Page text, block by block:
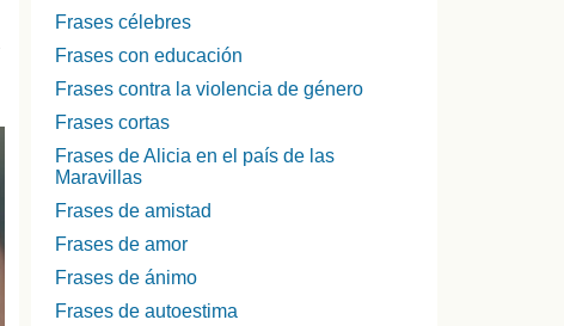
Frases célebres
Frases con educación
Frases contra la violencia de género
Frases cortas
Frases de Alicia en el país de las
Maravillas
Frases de amistad
Frases de amor
Frases de ánimo
Frases de autoestima